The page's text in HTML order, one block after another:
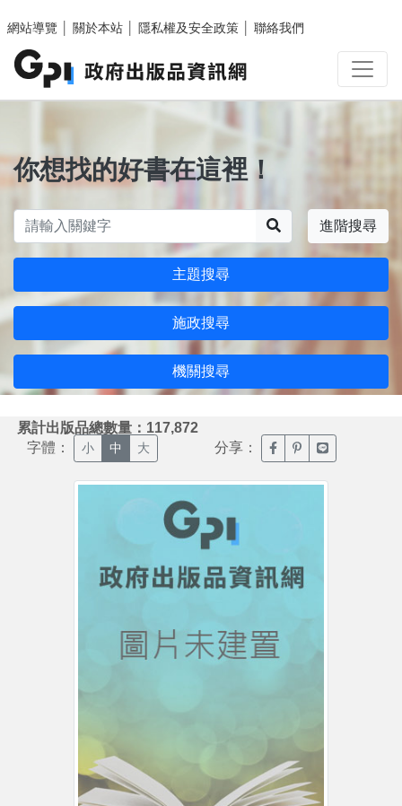
網站導覽
關於本站 隱私權及安全政策 聯絡我們
你想找的好書在這裡！
進階搜尋
主題搜尋
施政搜尋
機關搜尋
累計出版品總數量：117,872
字體： 小 中 大 分享： 臉書分享(另開新視窗)
噗浪分享(另開新
Line分享(另